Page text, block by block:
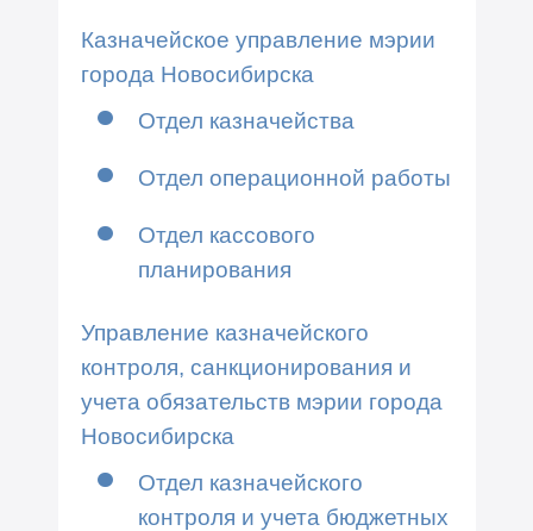
Казначейское управление мэрии
города Новосибирска
Отдел казначейства
Отдел операционной работы
Отдел кассового
планирования
Управление казначейского
контроля, санкционирования и
учета обязательств мэрии города
Новосибирска
Отдел казначейского
контроля и учета бюджетных